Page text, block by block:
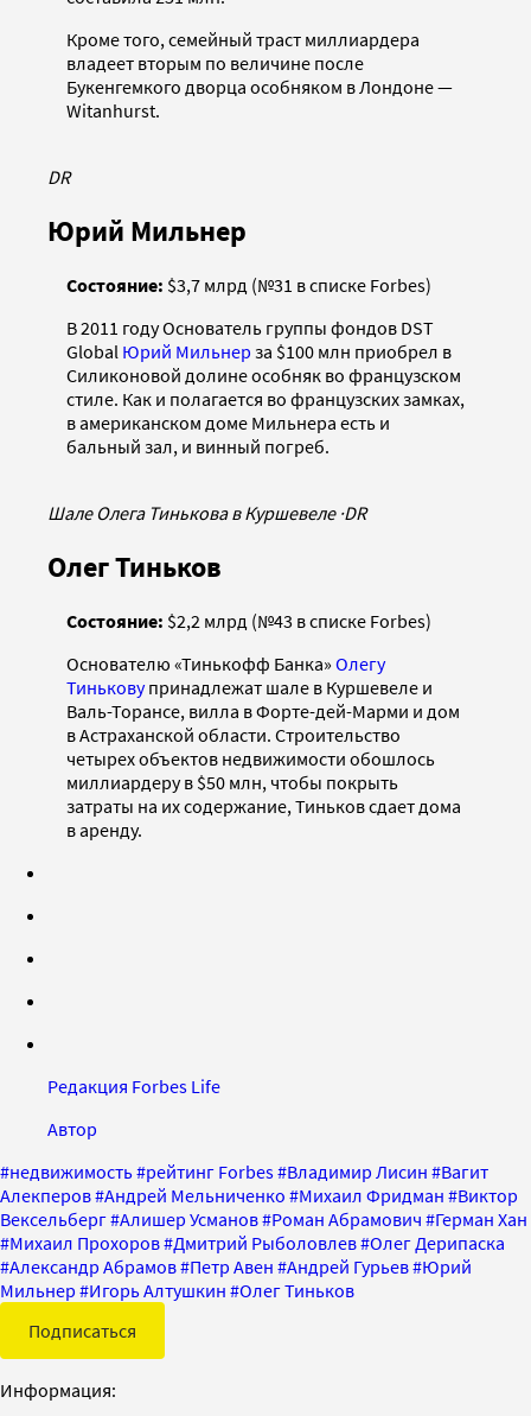
Кроме того, семейный траст миллиардера
владеет вторым по величине после
Букенгемкого дворца особняком в Лондоне —
Witanhurst.
DR
Юрий Мильнер
Состояние: $3,7 млрд (№31 в списке Forbes)
В 2011 году Основатель группы фондов DST
Global Юрий Мильнер за $100 млн приобрел в
Силиконовой долине особняк во французском
стиле. Как и полагается во французских замках,
в американском доме Мильнера есть и
бальный зал, и винный погреб.
Шале Олега Тинькова в Куршевеле ·DR
Олег Тиньков
Состояние: $2,2 млрд (№43 в списке Forbes)
Основателю «Тинькофф Банка» Олегу
Тиньковупринадлежат шале в Куршевеле и
Валь-Торансе, вилла в Форте-дей-Марми и дом
в Астраханской области. Строительство
четырех объектов недвижимости обошлось
миллиардеру в $50 млн, чтобы покрыть
затраты на их содержание, Тиньков сдает дома
в аренду.
Редакция Forbes Life
Автор
#недвижимость#рейтинг Forbes#Владимир Лисин #Вагит
Алекперов#Андрей Мельниченко #Михаил Фридман #Виктор
Вексельберг#Алишер Усманов#Роман Абрамович #Герман Хан
#Михаил Прохоров#Дмитрий Рыболовлев#Олег Дерипаска
#Александр Абрамов#Петр Авен #Андрей Гурьев#Юрий
Мильнер #Игорь Алтушкин #Олег Тиньков
Подписаться
Информация: